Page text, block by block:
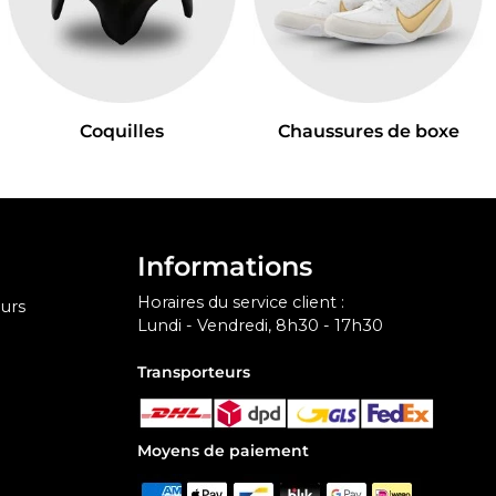
Coquilles Chaussures de boxe
Informations
Horaires du service client :
Lundi - Vendredi, 8h30 - 17h30
Transporteurs
Moyens de paiement